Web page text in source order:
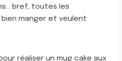
bref, toutes les
manger et veulent
réaliser un mug cake aux